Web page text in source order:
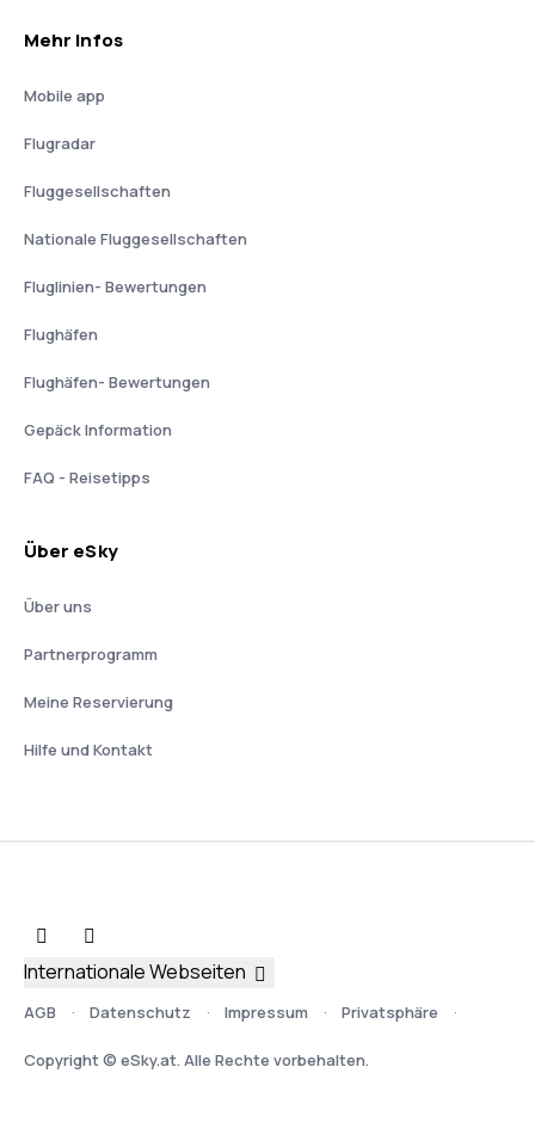
Mehr Infos
Mobile app
Flugradar
Fluggesellschaften
Nationale Fluggesellschaften
Fluglinien- Bewertungen
Flughäfen
Flughäfen- Bewertungen
Gepäck Information
FAQ - Reisetipps
Über eSky
Über uns
Partnerprogramm
Meine Reservierung
Hilfe und Kontakt
AGB Datenschutz Impressum Privatsphäre
Copyright © eSky.at. Alle Rechte vorbehalten.
Internationale Webseiten